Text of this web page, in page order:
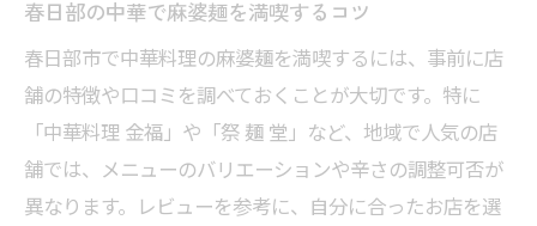
春日部の中華で麻婆麺を満喫するコツ
春日部市で中華料理の麻婆麺を満喫するには、事前に店
舗の特徴や口コミを調べておくことが大切です。特に
「中華料理 金福」や「祭 麺 堂」など、地域で人気の店
舗では、メニューのバリエーションや辛さの調整可否が
異なります。レビューを参考に、自分に合ったお店を選